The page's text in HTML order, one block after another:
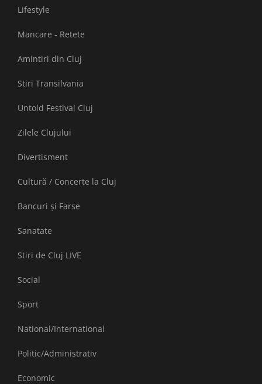
Lifestyle
Mancare - Retete
Amintiri din Cluj
Stiri Transilvania
Untold Festival Cluj
Zilele Clujului
Divertisment
Cultură / Concerte la Cluj
Bancuri și Farse
Sanatate
Stiri de Cluj LIVE
Social
Sport
National/International
Politic/Administrativ
Economic